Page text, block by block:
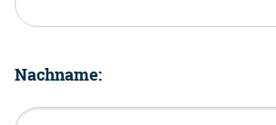
Nachname: